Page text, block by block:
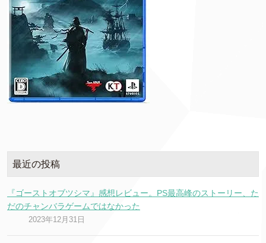
最近の投稿
『ゴーストオブツシマ』感想レビュー。PS最高峰のストーリー、た
だのチャンバラゲームではなかった
2023年12月31日